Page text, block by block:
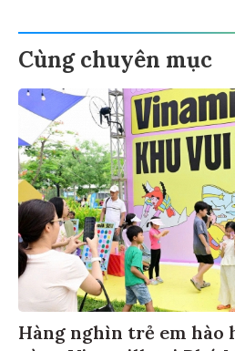
Cùng chuyên mục
Hàng nghìn trẻ em hào